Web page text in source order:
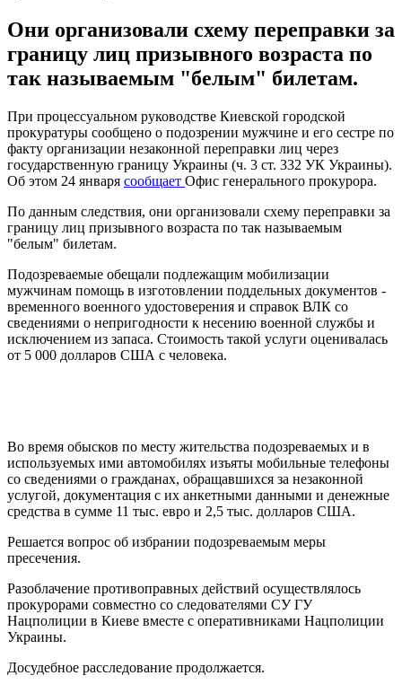
Они организовали схему переправки за
границу лиц призывного возраста по
так называемым "белым" билетам.
При процессуальном руководстве Киевской городской
прокуратуры сообщено о подозрении мужчине и его сестре по
факту организации незаконной переправки лиц через
государственную границу Украины (ч. 3 ст. 332 УК Украины).
Об этом 24 января сообщает Офис генерального прокурора.
По данным следствия, они организовали схему переправки за
границу лиц призывного возраста по так называемым
"белым" билетам.
Подозреваемые обещали подлежащим мобилизации
мужчинам помощь в изготовлении поддельных документов -
временного военного удостоверения и справок ВЛК со
сведениями о непригодности к несению военной службы и
исключением из запаса. Стоимость такой услуги оценивалась
от 5 000 долларов США с человека.
Во время обысков по месту жительства подозреваемых и в
используемых ими автомобилях изъяты мобильные телефоны
со сведениями о гражданах, обращавшихся за незаконной
услугой, документация с их анкетными данными и денежные
средства в сумме 11 тыс. евро и 2,5 тыс. долларов США.
Решается вопрос об избрании подозреваемым меры
пресечения.
Разоблачение противоправных действий осуществлялось
прокурорами совместно со следователями СУ ГУ
Нацполиции в Киеве вместе с оперативниками Нацполиции
Украины.
Досудебное расследование продолжается.